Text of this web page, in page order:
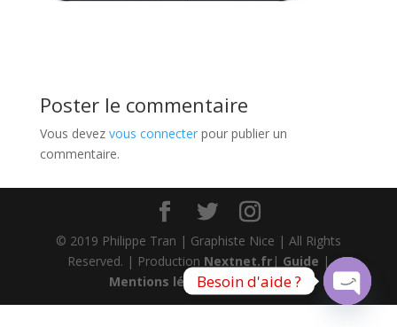
Poster le commentaire
Vous devez vous connecterpour publier un
commentaire.
© 2019 Philippe Tran | Graphiste Nice | All Rights
Reserved. | Production Nextnet.fr| Guide |
Mentions légales|Sitemap
Besoin d'aide ?